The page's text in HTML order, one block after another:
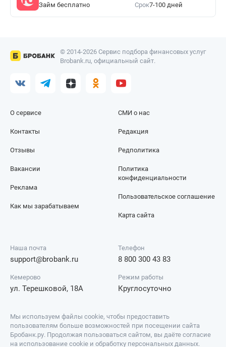
Займ бесплатно Срок7-100 дней
© 2014-2026 Сервис подбора финансовых услуг
Brobank.ru, официальный сайт.
О сервисе
Контакты
Отзывы
СМИ о нас
Редакция
Редполитика
Вакансии
Реклама
Как мы зарабатываем
Политика
конфиденциальности
Пользовательское соглашение
Карта сайта
Наша почта
support@brobank.ru
Телефон
8 800 300 43 83
Кемерово
ул. Терешковой, 18А
Режим работы
Круглосуточно
Мы используем файлы cookie, чтобы предоставить
пользователям больше возможностей при посещении сайта
Бробанк.ру. Продолжая пользоваться сайтом, вы даёте согласие
на использование cookie и обработку персональных данных.